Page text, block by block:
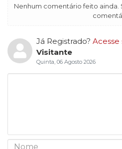
Nenhum comentário feito ainda.
Já Registrado? Acesse
Visitante
Quinta, 06 Agosto 2026